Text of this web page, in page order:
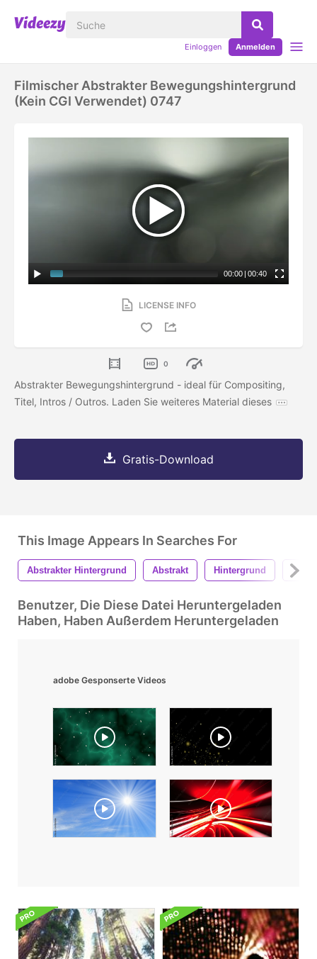
Einloggen Anmelden
Filmischer Abstrakter Bewegungshintergrund
(kein CGI Verwendet) 0747
00:00 | 00:40
LICENSE INFO
0
Abstrakter Bewegungshintergrund - ideal für Compositing,
Titel, Intros / Outros. Laden Sie weiteres Material dieses
Gratis-Download
This Image Appears In Searches For
Abstrakter Hintergrund Abstrakt Hintergrund
Benutzer, Die Diese Datei Heruntergeladen
Haben, Haben Außerdem Heruntergeladen
adobe Gesponserte Videos